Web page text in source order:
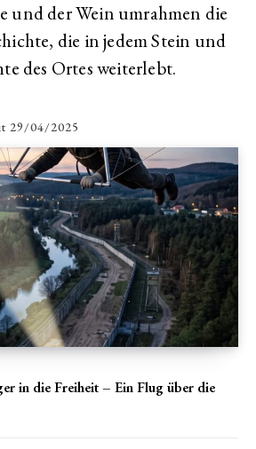
und der Wein umrahmen die
die in jedem Stein und
des Ortes weiterlebt.
29/04/2025
in die Freiheit – Ein Flug über die